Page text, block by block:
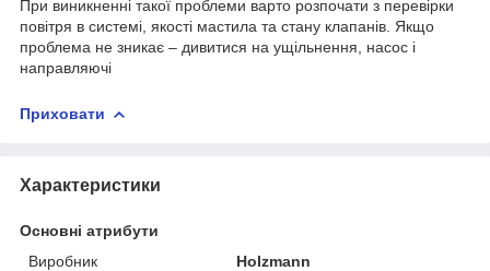
При виникненні такої проблеми варто розпочати з перевірки
повітря в системі, якості мастила та стану клапанів. Якщо
проблема не зникає – дивитися на ущільнення, насос і
направляючі
Приховати
Характеристики
Основні атрибути
Виробник
Holzmann